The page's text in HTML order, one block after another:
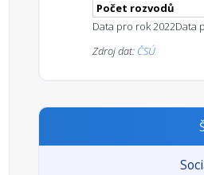
Počet rozvodů
Data pro rok 2022Data
Zdroj dat: ČSÚ